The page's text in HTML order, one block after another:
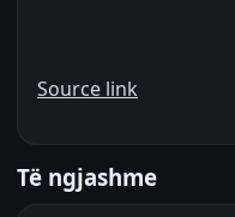
Source link
Të ngjashme